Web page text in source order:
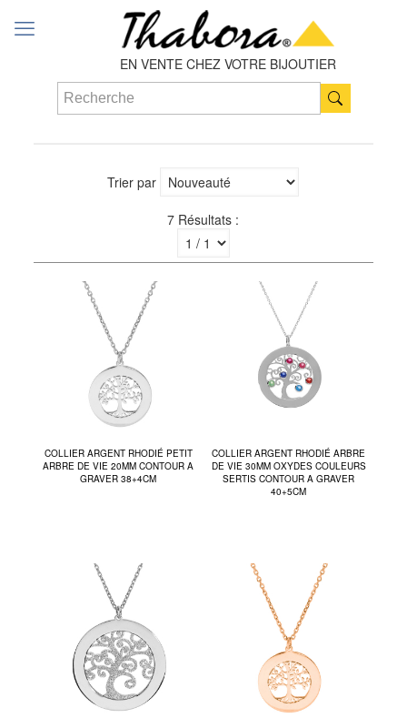
EN VENTE CHEZ VOTRE BIJOUTIER
Trier par
7 Résultats :
COLLIER ARGENT RHODIÉ PETIT
ARBRE DE VIE 20MM CONTOUR A
GRAVER 38+4CM
COLLIER ARGENT RHODIÉ ARBRE
DE VIE 30MM OXYDES COULEURS
SERTIS CONTOUR A GRAVER
40+5CM